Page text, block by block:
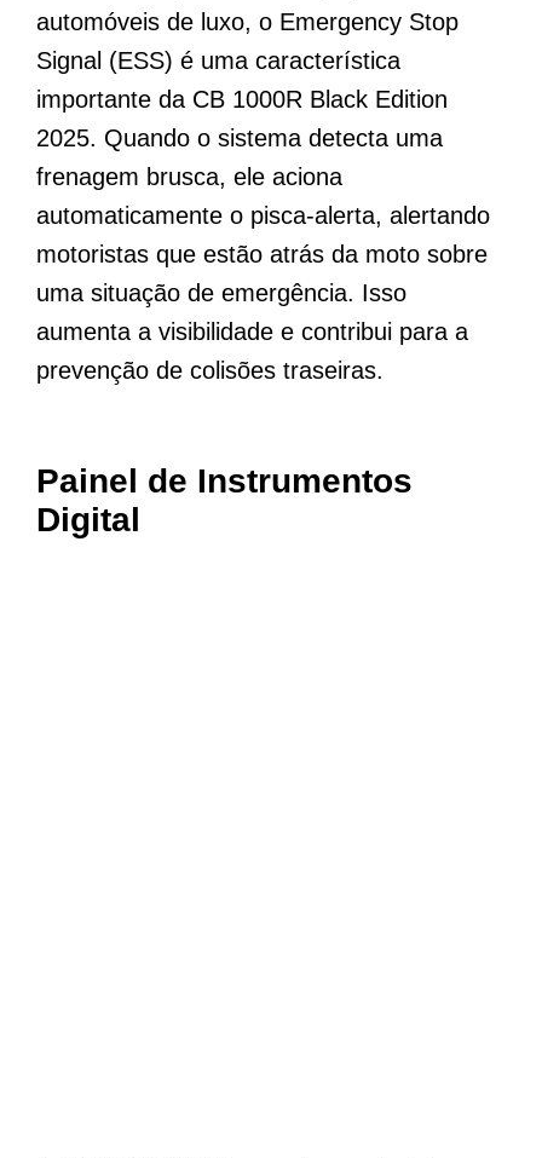
automóveis de luxo, o Emergency Stop
Signal (ESS) é uma característica
importante da CB 1000R Black Edition
2025. Quando o sistema detecta uma
frenagem brusca, ele aciona
automaticamente o pisca-alerta, alertando
motoristas que estão atrás da moto sobre
uma situação de emergência. Isso
aumenta a visibilidade e contribui para a
prevenção de colisões traseiras.
Painel de Instrumentos
Digital